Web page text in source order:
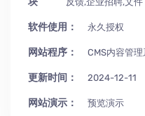
软件使用： 永久授权
网站程序： CMS内容管
更新时间： 2024-12-11
网站演示： 预览演示